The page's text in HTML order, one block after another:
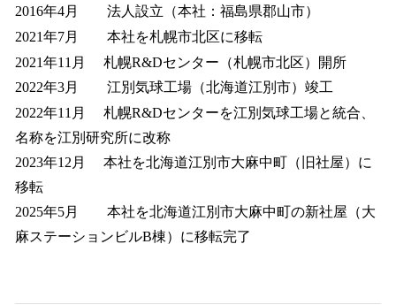
2016年4月 法人設立（本社：福島県郡山市）
2021年7月 本社を札幌市北区に移転
2021年11月 札幌R&Dセンター（札幌市北区）開所
2022年3月 江別気球工場（北海道江別市）竣工
2022年11月 札幌R&Dセンターを江別気球工場と統合、
名称を江別研究所に改称
2023年12月 本社を北海道江別市大麻中町（旧社屋）に
移転
2025年5月 本社を北海道江別市大麻中町の新社屋（大
麻ステーションビルB棟）に移転完了